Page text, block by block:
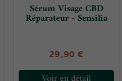
Sérum Visage CBD
Réparateur - Sensilia
29,90 €